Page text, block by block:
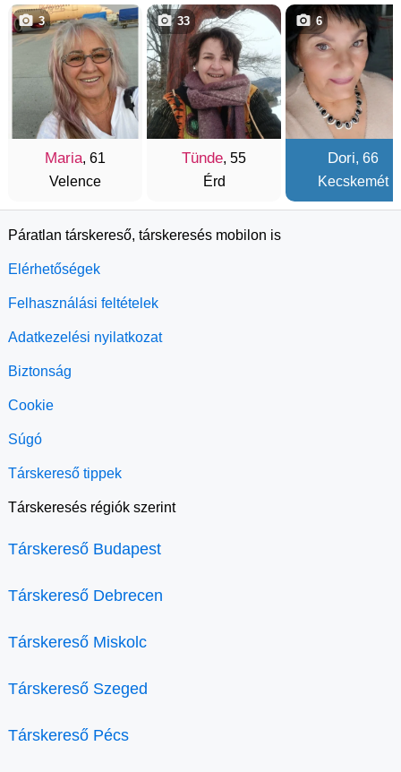
Maria, 61
Velence
3
Tünde, 55
Érd
33
Dori, 66
Kecskemét
6
Páratlan társkereső, társkeresés mobilon is
Elérhetőségek
Felhasználási feltételek
Adatkezelési nyilatkozat
Biztonság
Cookie
Súgó
Társkereső tippek
Társkeresés régiók szerint
Társkereső Budapest
Társkereső Debrecen
Társkereső Miskolc
Társkereső Szeged
Társkereső Pécs